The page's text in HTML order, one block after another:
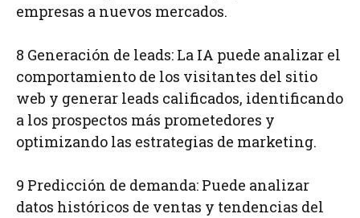
empresas a nuevos mercados.
8 Generación de leads: La IA puede analizar el
comportamiento de los visitantes del sitio
web y generar leads calificados, identificando
a los prospectos más prometedores y
optimizando las estrategias de marketing.
9 Predicción de demanda: Puede analizar
datos históricos de ventas y tendencias del